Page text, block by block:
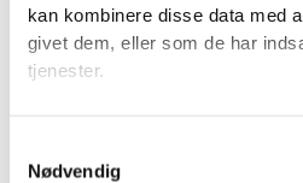
kan kombinere disse data med
givet dem, eller som de har
tjenester.
Nødvendig